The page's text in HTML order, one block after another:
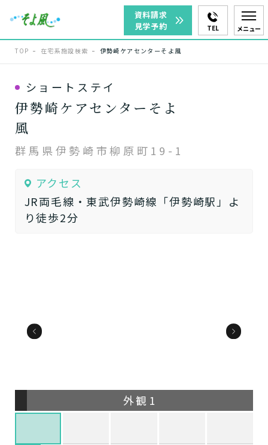
資料請求
見学予約
TEL メニュー
TOP 在宅系施設検索 伊勢崎ケアセンターそよ風
ショートステイ
伊勢崎ケアセンターそよ
風
群馬県伊勢崎市柳原町19-1
アクセス
JR両毛線・東武伊勢崎線「伊勢崎駅」よ
り徒歩2分
外観1